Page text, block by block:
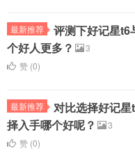
最新推荐
评测下好记星t6
个好人更多？
3
赞 (0)
最新推荐
对比选择好记
择入手哪个好呢？
3
赞 (0)